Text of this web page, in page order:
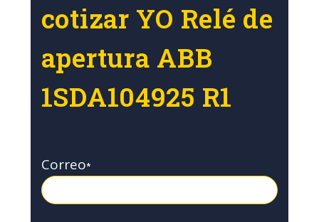
cotizar YO Relé de
apertura ABB
1SDA104925 R1
Correo*